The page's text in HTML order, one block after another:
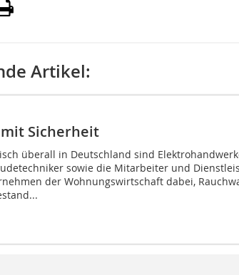
Artikel:
Sicherheit
überall in Deutschland sind
sowie die Mitarbeiter und
der Wohnungswirtschaft dabei,